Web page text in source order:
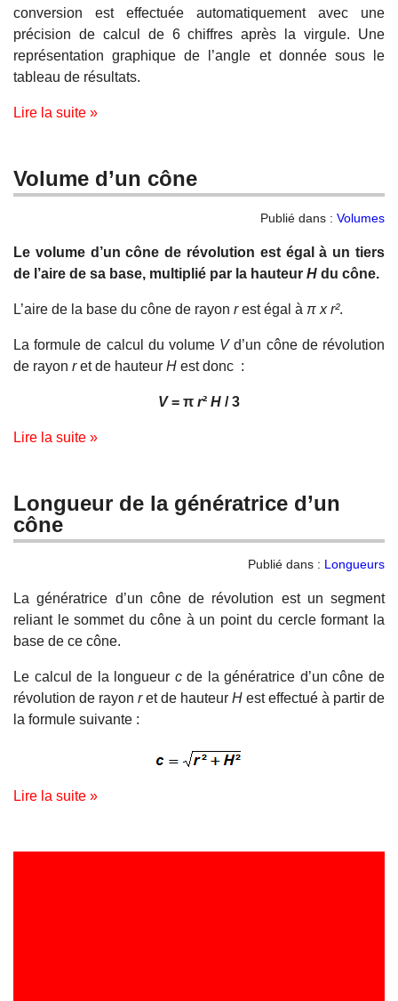
conversion est effectuée automatiquement avec une
précision de calcul de 6 chiffres après la virgule. Une
représentation graphique de l’angle et donnée sous le
tableau de résultats.
Lire la suite »
Volume d’un cône
Publié dans : Volumes
Le volume d’un cône de révolution est égal à un tiers
de l’aire de sa base, multiplié par la hauteur H du cône.
L’aire de la base du cône de rayon rest égal à π x r².
La formule de calcul du volume Vd’un cône de révolution
de rayon ret de hauteur H est donc :
V= π r² H / 3
Lire la suite »
Longueur de la génératrice d’un
cône
Publié dans : Longueurs
La génératrice d’un cône de révolution est un segment
reliant le sommet du cône à un point du cercle formant la
base de ce cône.
Le calcul de la longueur cde la génératrice d’un cône de
révolution de rayon ret de hauteur H est effectué à partir de
la formule suivante :
Lire la suite »